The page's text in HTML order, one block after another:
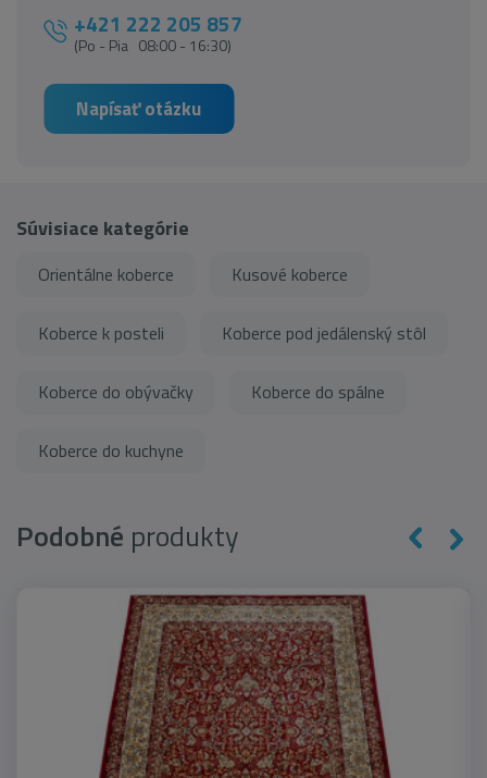
+421 222 205 857
(Po - Pia 08:00 - 16:30)
Napísať otázku
Súvisiace kategórie
Orientálne koberce Kusové koberce
Koberce k posteli Koberce pod jedálenský stôl
Koberce do obývačky Koberce do spálne
Koberce do kuchyne
Podobné produkty